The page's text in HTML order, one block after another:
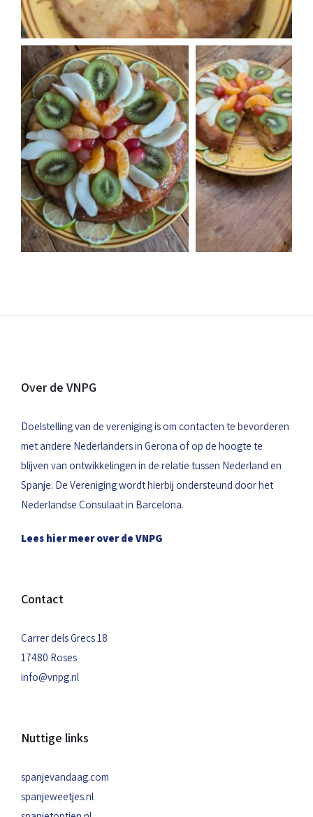
Over de VNPG
Doelstelling van de vereniging is om contacten te bevorderen
met andere Nederlanders in Gerona of op de hoogte te
blijven van ontwikkelingen in de relatie tussen Nederland en
Spanje. De Vereniging wordt hierbij ondersteund door het
Nederlandse Consulaat in Barcelona.
Lees hier meer over de VNPG
Contact
Carrer dels Grecs 18
17480 Roses
info@vnpg.nl
Nuttige links
spanjevandaag.com
spanjeweetjes.nl